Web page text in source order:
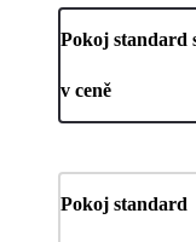
Pokoj standard
v ceně
Pokoj standard